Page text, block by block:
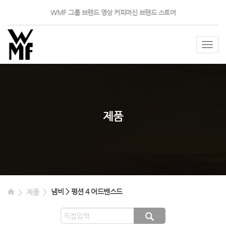
WMF 그룹 브랜드 영상 커피머신 브랜드 스토어
제품
제품 냄비 > 펑션 4 어드밴스드